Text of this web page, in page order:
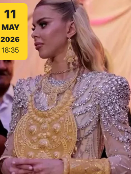
11
MAY
2026
18:35